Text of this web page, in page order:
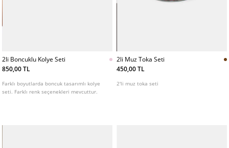
2li Boncuklu Kolye Seti
850,00 TL
Farklı boyutlarda boncuk tasarımlı kolye
seti. Farklı renk seçenekleri mevcuttur.
2li Muz Toka Seti
450,00 TL
2'li muz toka seti